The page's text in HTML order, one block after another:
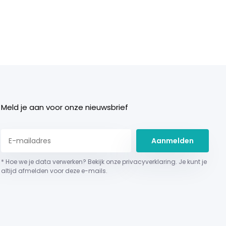
Meld je aan voor onze nieuwsbrief
Aanmelden
* Hoe we je data verwerken? Bekijk onze privacyverklaring. Je kunt je
altijd afmelden voor deze e-mails.